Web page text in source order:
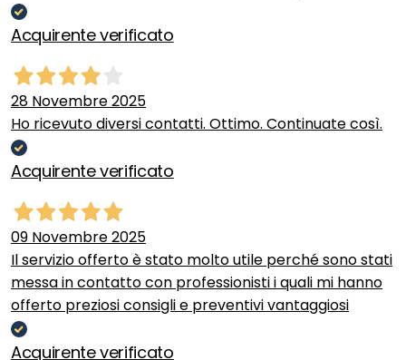
Acquirente verificato
28 Novembre 2025
Ho ricevuto diversi contatti. Ottimo. Continuate così.
Acquirente verificato
09 Novembre 2025
Il servizio offerto è stato molto utile perché sono stati
messa in contatto con professionisti i quali mi hanno
offerto preziosi consigli e preventivi vantaggiosi
Acquirente verificato